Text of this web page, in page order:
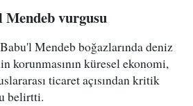
vurgusu
Mendeb boğazlarında deniz
korunmasının küresel ekonomi,
ticaret açısından kritik
belirtti.